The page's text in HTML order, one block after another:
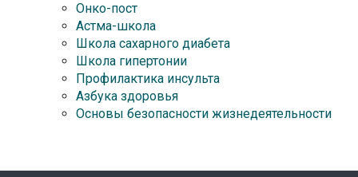
Онко-пост
Астма-школа
Школа сахарного диабета
Школа гипертонии
Профилактика инсульта
Азбука здоровья
Основы безопасности жизнедеятельности